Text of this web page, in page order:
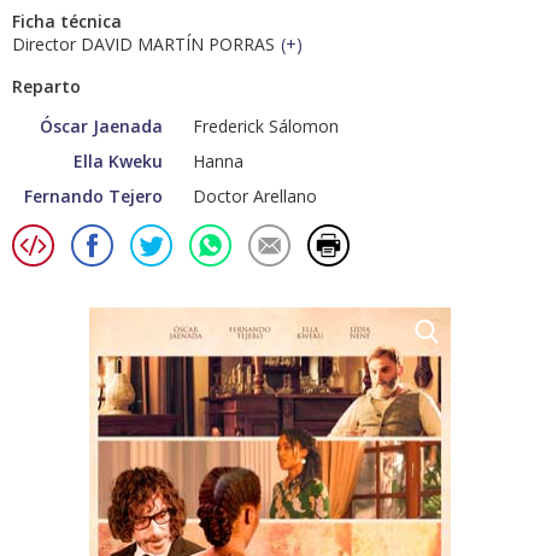
Ficha técnica
Director DAVID MARTÍN PORRAS (+)
Reparto
Óscar Jaenada
Frederick Sálomon
Ella Kweku
Hanna
Fernando Tejero
Doctor Arellano